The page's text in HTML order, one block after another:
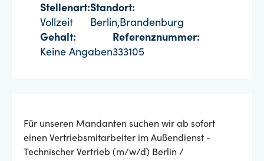
Stellenart:
Vollzeit
Standort:
Berlin,Brandenburg
Gehalt:
Keine Angaben
Referenznummer:
333105
Für unseren Mandanten suchen wir ab sofort
einen Vertriebsmitarbeiter im Außendienst -
Technischer Vertrieb (m/w/d) Berlin /